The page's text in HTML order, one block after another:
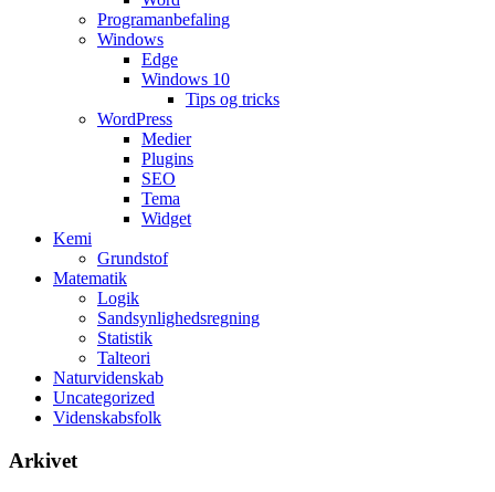
Programanbefaling
Windows
Edge
Windows 10
Tips og tricks
WordPress
Medier
Plugins
SEO
Tema
Widget
Kemi
Grundstof
Matematik
Logik
Sandsynlighedsregning
Statistik
Talteori
Naturvidenskab
Uncategorized
Videnskabsfolk
Arkivet